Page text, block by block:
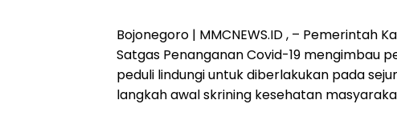
Bojonegoro | MMCNEWS.ID , – Pemerintah
Satgas Penanganan Covid-19 mengimbau
peduli lindungi untuk diberlakukan pada
langkah awal skrining kesehatan